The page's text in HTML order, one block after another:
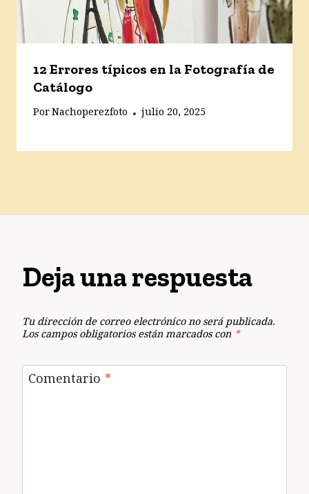
12 Errores típicos en la Fotografía de
Catálogo
PorNachoperezfoto julio 20, 2025
Deja una respuesta
Tu dirección de correo electrónico no será publicada.
Los campos obligatorios están marcados con *
Comentario *